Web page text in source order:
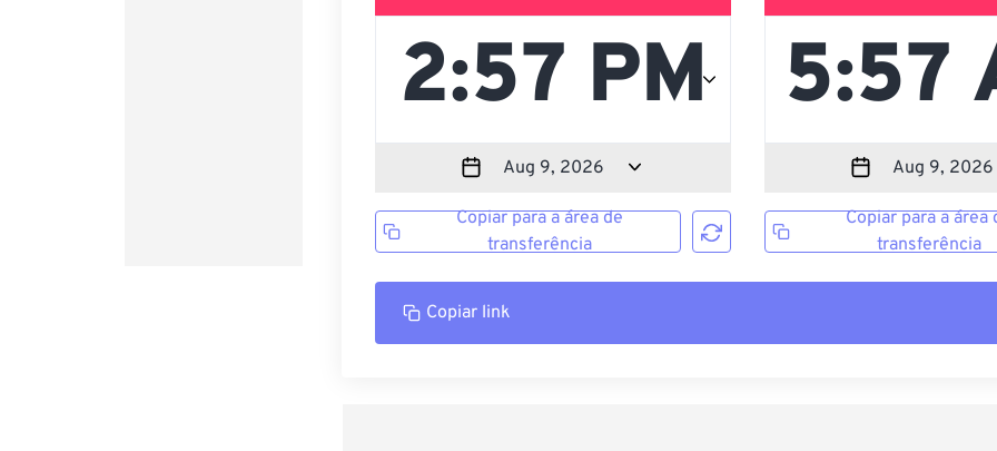
Copiar para a área de
transferência
Copiar para a área
transferência
Copiar link